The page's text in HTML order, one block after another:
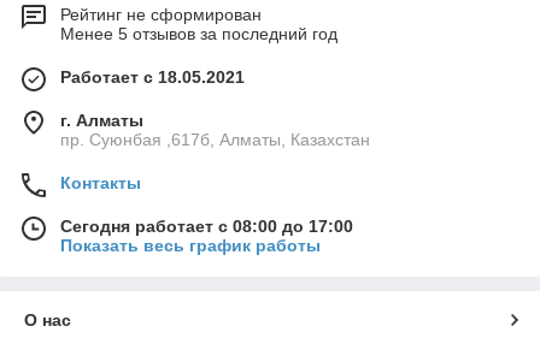
Рейтинг не сформирован
Менее 5 отзывов за последний год
Работает с 18.05.2021
г. Алматы
пр. Суюнбая ,617б, Алматы, Казахстан
Контакты
Сегодня работает с 08:00 до 17:00
Показать весь график работы
О нас